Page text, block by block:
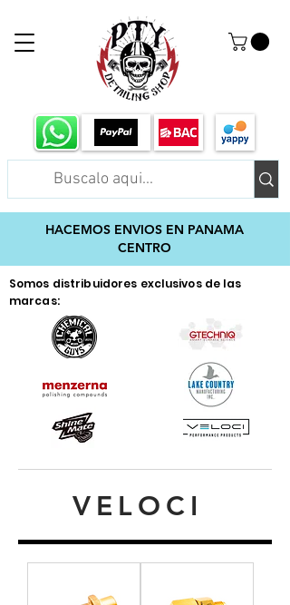
HACEMOS ENVIOS EN PANAMA
CENTRO
Somos distribuidores exclusivos de las
marcas:
VELOCI